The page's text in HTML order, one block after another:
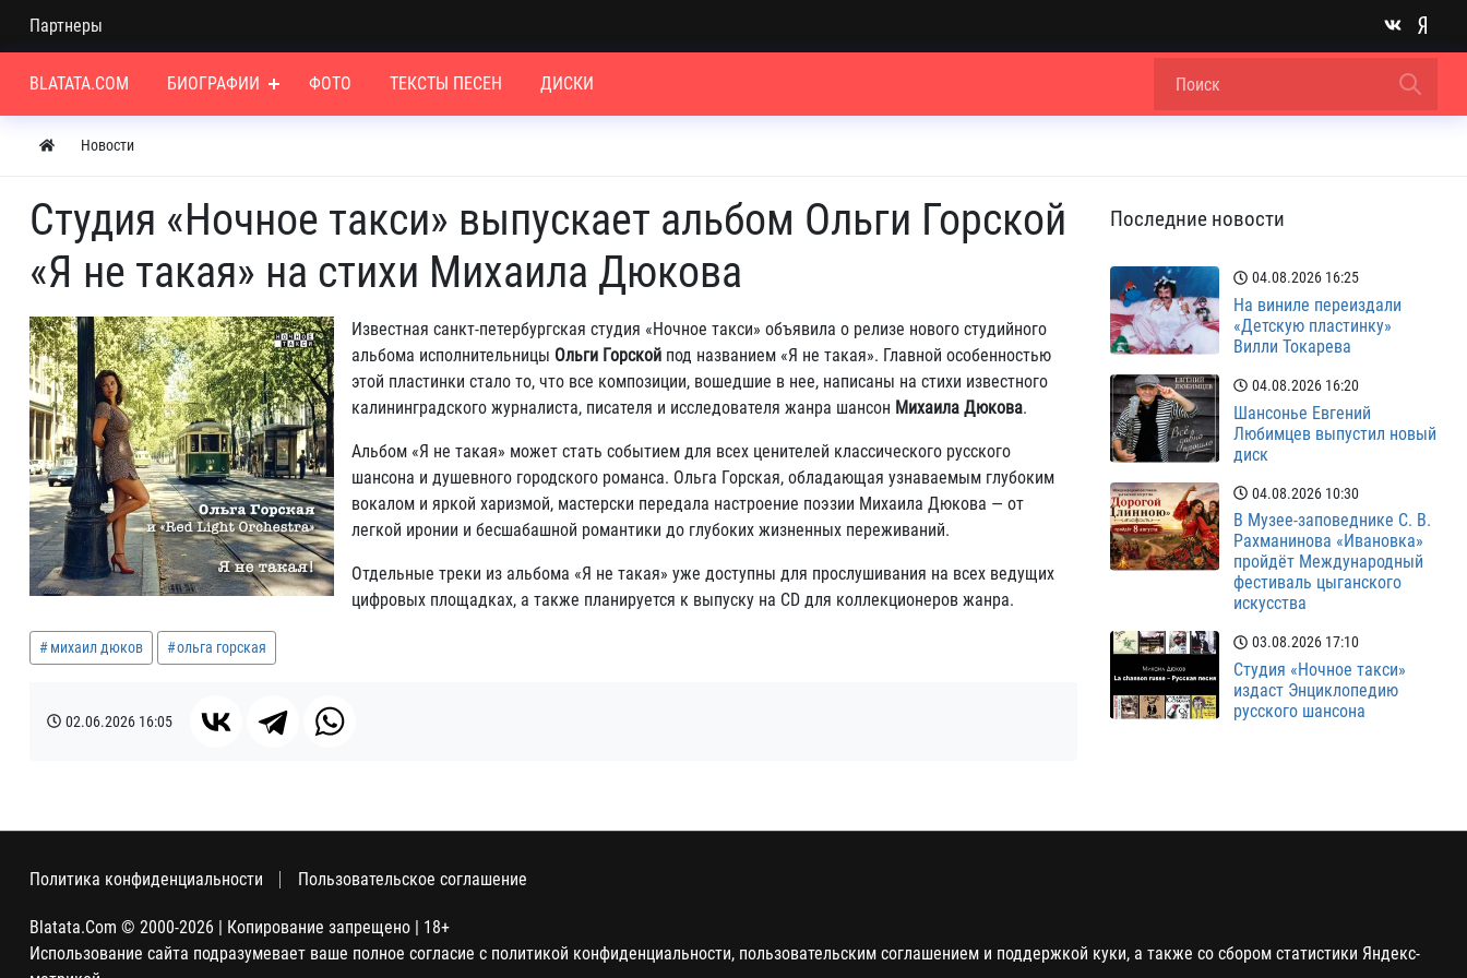
Партнеры
BLATATA.COM БИОГРАФИИ ФОТО ТЕКСТЫ ПЕСЕН ДИСКИ
Новости
Студия «Ночное такси» выпускает альбом Ольги Горской
«Я не такая» на стихи Михаила Дюкова
Известная санкт-петербургская студия «Ночное такси» объявила о релизе нового студийного
альбома исполнительницы Ольги Горской под названием «Я не такая». Главной особенностью
этой пластинки стало то, что все композиции, вошедшие в нее, написаны на стихи известного
калининградского журналиста, писателя и исследователя жанра шансон Михаила Дюкова.
Альбом «Я не такая» может стать событием для всех ценителей классического русского
шансона и душевного городского романса. Ольга Горская, обладающая узнаваемым глубоким
вокалом и яркой харизмой, мастерски передала настроение поэзии Михаила Дюкова — от
легкой иронии и бесшабашной романтики до глубоких жизненных переживаний.
Отдельные треки из альбома «Я не такая» уже доступны для прослушивания на всех ведущих
цифровых площадках, а также планируется к выпуску на CD для коллекционеров жанра.
михаил дюков ольга горская
02.06.2026 16:05
Последние новости
04.08.2026 16:25
На виниле переиздали
«Детскую пластинку»
Вилли Токарева
04.08.2026 16:20
Шансонье Евгений
Любимцев выпустил новый
диск
04.08.2026 10:30
В Музее-заповеднике С. В.
Рахманинова «Ивановка»
пройдёт Международный
фестиваль цыганского
искусства
03.08.2026 17:10
Студия «Ночное такси»
издаст Энциклопедию
русского шансона
Политика конфиденциальности Пользовательское соглашение
Blatata.Com © 2000-2026 | Копирование запрещено | 18+
Использование сайта подразумевает ваше полное согласие с политикой конфиденциальности, пользовательским соглашением и поддержкой куки, а также со сбором статистики Яндекс-